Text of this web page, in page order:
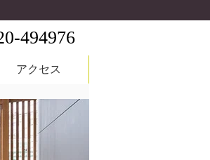
494976
アクセス